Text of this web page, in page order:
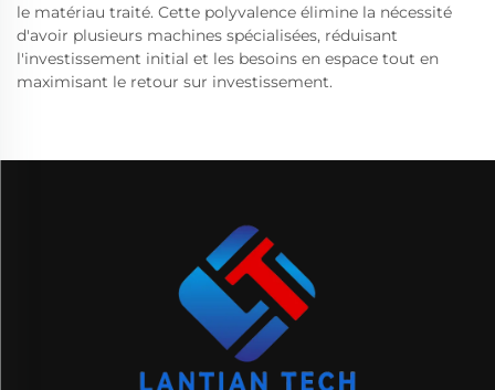
le matériau traité. Cette polyvalence élimine la nécessité
d'avoir plusieurs machines spécialisées, réduisant
l'investissement initial et les besoins en espace tout en
maximisant le retour sur investissement.